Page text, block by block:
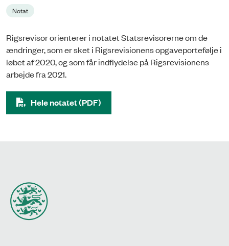
Notat
Rigsrevisor orienterer i notatet Statsrevisorerne om de
ændringer, som er sket i Rigsrevisionens opgaveportefølje i
løbet af 2020, og som får indflydelse på Rigsrevisionens
arbejde fra 2021.
Hele notatet (PDF)